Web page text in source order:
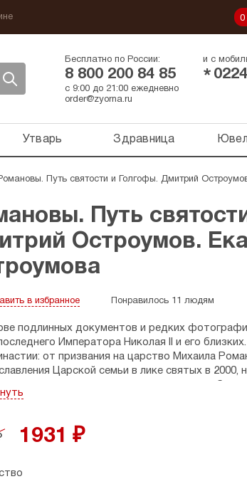
0
Бесплатно по России:
8 800 200 84 85
и с
* 0224
с 9:00 до 21:00 ежедневно
order@zyorna.ru
Утварь Здравница
Путь святости и Голгофы. Дмитрий
Путь
Остроумов.
в избранное Понравилось 11 людям
подлинных документов и редких
Императора Николая II и его
от призвания на царство Михаила
Царской семьи в лике святых в 2000,
кончины.
место занимает внутренний мир Царственных
семейный уклад и служение России. Альбом
любви.
1931 ₽